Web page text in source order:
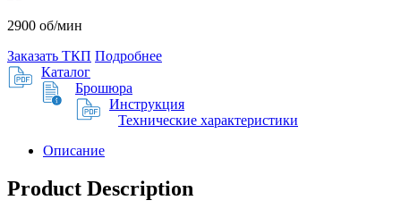
2900 об/мин
Заказать ТКП Подробнее
Каталог
Брошюра
Инструкция
Технические характеристики
Описание
Product Description